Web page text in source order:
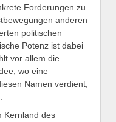
Forderungen zu
anderen
politischen
Potenz ist dabei
vor allem die
wo eine
Namen verdient,
Kernland des